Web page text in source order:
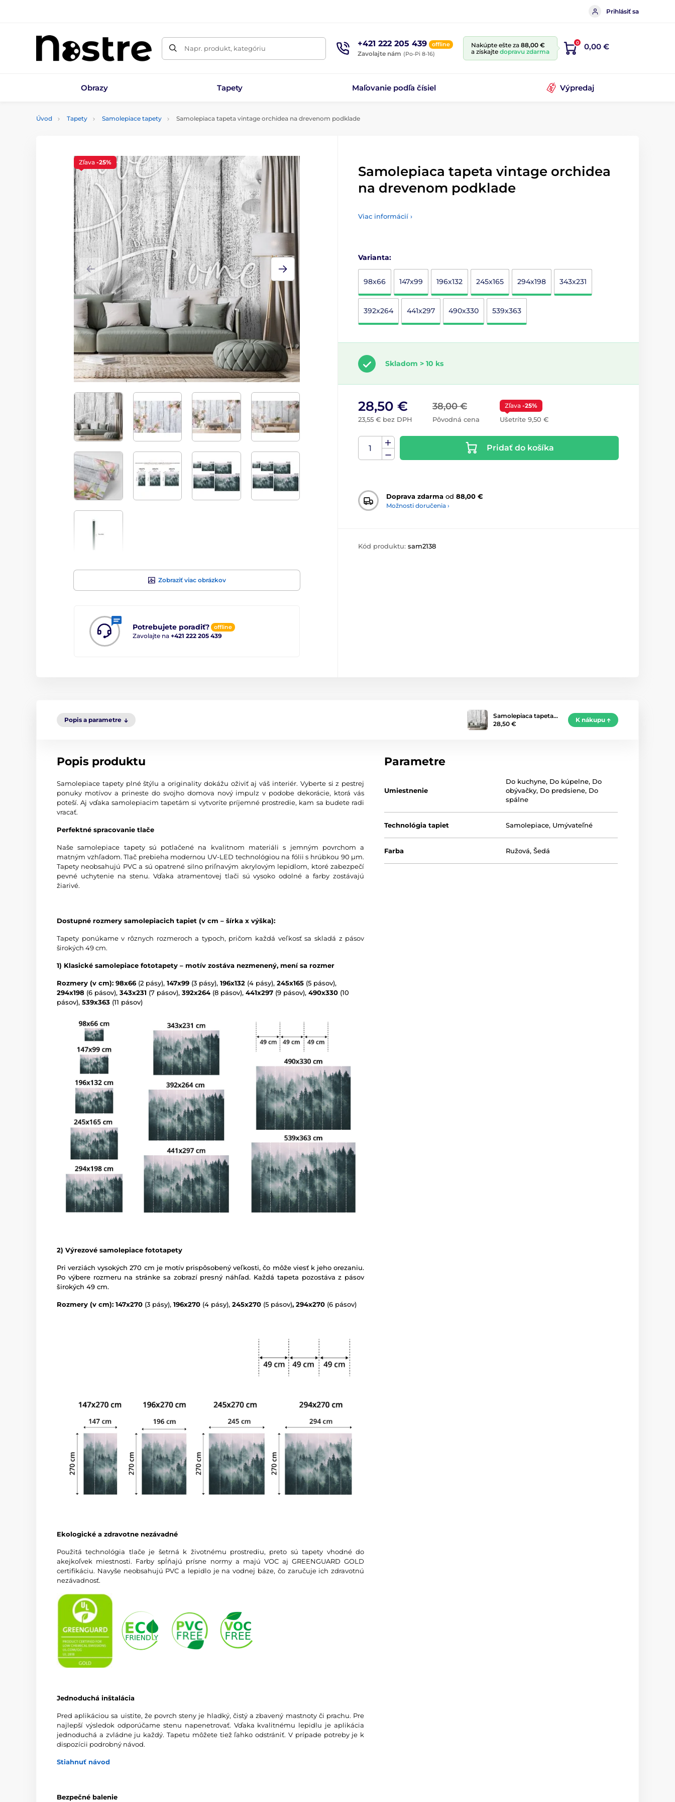
Prihlásiť sa
Napr. produkt, kategóriu +421 222 205 439 offline
Zavolajte nám (Po-Pi 8-16)
Nakúpte ešte za 88,00 €
a získajte dopravu zdarma
0 0,00 €
Obrazy Tapety Maľovanie podľa čísiel Výpredaj
Úvod Tapety Samolepiace tapety Samolepiaca tapeta vintage orchidea na drevenom podklade
Zobraziť viac obrázkov
Potrebujete poradiť? offline
Zavolajte na +421 222 205 439
Zľava -25%
Samolepiaca tapeta vintage orchidea
na drevenom podklade
Viac informácií ›
Varianta:
98x66 147x99 196x132 245x165 294x198 343x231
392x264 441x297 490x330 539x363
Skladom > 10 ks
38,00 €
Pôvodná cena
28,50 €
23,55 € bez DPH
Zľava -25%
Ušetríte 9,50 €
Pridať do košíka
Doprava zdarma od 88,00 €
Možnosti doručenia ›
Kód produktu: sam2138
Popis a parametre
Samolepiaca tapeta…
28,50 €
K nákupu
Popis produktu
Samolepiace tapety plné štýlu a originality dokážu oživiť aj váš interiér. Vyberte si z pestrej
ponuky motívov a prineste do svojho domova nový impulz v podobe dekorácie, ktorá vás
poteší. Aj vďaka samolepiacim tapetám si vytvoríte príjemné prostredie, kam sa budete radi
vracať.
Perfektné spracovanie tlače
Naše samolepiace tapety sú potlačené na kvalitnom materiáli s jemným povrchom a
matným vzhľadom. Tlač prebieha modernou UV-LED technológiou na fólii s hrúbkou 90 µm.
Tapety neobsahujú PVC a sú opatrené silno priľnavým akrylovým lepidlom, ktoré zabezpečí
pevné uchytenie na stenu. Vďaka atramentovej tlači sú vysoko odolné a farby zostávajú
žiarivé.
Dostupné rozmery samolepiacich tapiet (v cm – šírka x výška):
Tapety ponúkame v rôznych rozmeroch a typoch, pričom každá veľkosť sa skladá z pásov
širokých 49 cm.
1) Klasické samolepiace fototapety – motív zostáva nezmenený, mení sa rozmer
Rozmery (v cm): 98x66 (2 pásy), 147x99 (3 pásy), 196x132 (4 pásy), 245x165 (5 pásov),
294x198 (6 pásov), 343x231 (7 pásov), 392x264 (8 pásov), 441x297 (9 pásov), 490x330 (10
pásov), 539x363 (11 pásov)
2) Výrezové samolepiace fototapety
Pri verziách vysokých 270 cm je motív prispôsobený veľkosti, čo môže viesť k jeho orezaniu.
Po výbere rozmeru na stránke sa zobrazí presný náhľad. Každá tapeta pozostáva z pásov
širokých 49 cm.
Rozmery (v cm): 147x270 (3 pásy), 196x270 (4 pásy), 245x270 (5 pásov), 294x270 (6 pásov)
Ekologické a zdravotne nezávadné
Použitá technológia tlače je šetrná k životnému prostrediu, preto sú tapety vhodné do
akejkoľvek miestnosti. Farby spĺňajú prísne normy a majú VOC aj GREENGUARD GOLD
certifikáciu. Navyše neobsahujú PVC a lepidlo je na vodnej báze, čo zaručuje ich zdravotnú
nezávadnosť.
Jednoduchá inštalácia
Pred aplikáciou sa uistite, že povrch steny je hladký, čistý a zbavený mastnoty či prachu. Pre
najlepší výsledok odporúčame stenu napenetrovať. Vďaka kvalitnému lepidlu je aplikácia
jednoduchá a zvládne ju každý. Tapetu môžete tiež ľahko odstrániť. V prípade potreby je k
dispozícii podrobný návod.
Stiahnuť návod
Bezpečné balenie
Parametre
Umiestnenie
Do kuchyne, Do kúpelne, Do
obývačky, Do predsiene, Do
spálne
Technológia tapiet Samolepiace, Umývateľné
Farba Ružová,Šedá